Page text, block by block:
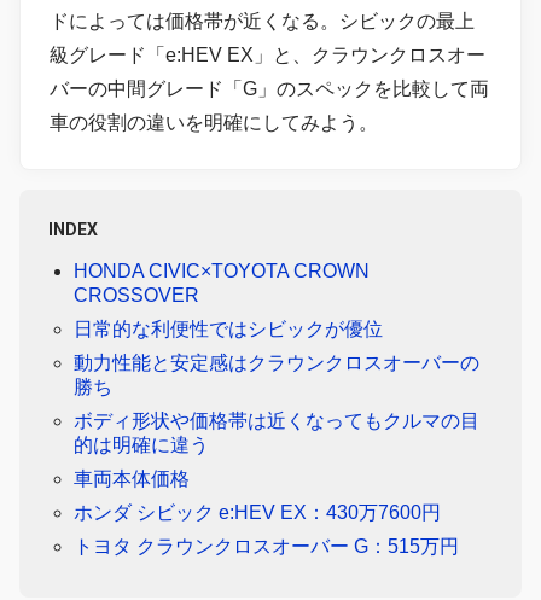
ドによっては価格帯が近くなる。シビックの最上
級グレード「e:HEV EX」と、クラウンクロスオー
バーの中間グレード「G」のスペックを比較して両
車の役割の違いを明確にしてみよう。
INDEX
HONDA CIVIC×TOYOTA CROWN
CROSSOVER
日常的な利便性ではシビックが優位
動力性能と安定感はクラウンクロスオーバーの
勝ち
ボディ形状や価格帯は近くなってもクルマの目
的は明確に違う
車両本体価格
ホンダ シビック e:HEV EX：430万7600円
トヨタ クラウンクロスオーバー G：515万円